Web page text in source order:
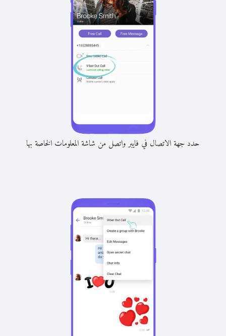
حدد جهة الاتصال في فايبر واتصل من شاشة المعلومات الخاصة بها